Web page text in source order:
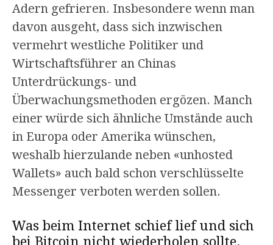
Adern gefrieren. Insbesondere wenn man
davon ausgeht, dass sich inzwischen
vermehrt westliche Politiker und
Wirtschaftsführer an Chinas
Unterdrückungs- und
Überwachungsmethoden ergözen. Manch
einer würde sich ähnliche Umstände auch
in Europa oder Amerika wünschen,
weshalb hierzulande neben «unhosted
Wallets» auch bald schon verschlüsselte
Messenger verboten werden sollen.
Was beim Internet schief lief und sich
bei Bitcoin nicht wiederholen sollte.